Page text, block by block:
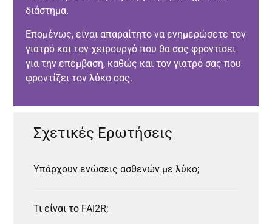
διάστημα.
Επομένως, είναι απαραίτητο να ενημερώσετε τον
γιατρό και τον χειρουργό που θα σας φροντίσει
για την επέμβαση, καθώς και τον γιατρό σας που
φροντίζει τον λύκο σας.
Σχετικές Ερωτήσεις
Υπάρχουν ενώσεις ασθενών με λύκο;
Τι είναι το FAI2R;